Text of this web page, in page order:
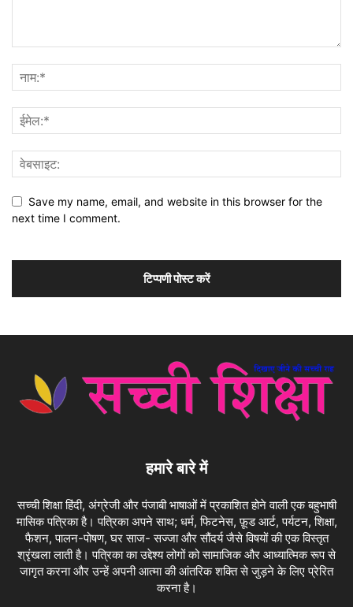
Save my name, email, and website in this browser for the
next time I comment.
हमारे बारे में
सच्ची शिक्षा हिंदी, अंग्रेजी और पंजाबी भाषाओं में प्रकाशित होने वाली एक बहुभाषी
मासिक पत्रिका है। पत्रिका अपने साथ; धर्म, फिटनेस, फ़ूड आर्ट, पर्यटन, शिक्षा,
फैशन, पालन-पोषण, घर साज- सज्जा और सौंदर्य जैसे विषयों की एक विस्तृत
श्रृंखला लाती है। पत्रिका का उद्देश्य लोगों को सामाजिक और आध्यात्मिक रूप से
जागृत करना और उन्हें अपनी आत्मा की आंतरिक शक्ति से जुड़ने के लिए प्रेरित
करना है।